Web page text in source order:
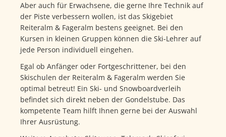
Aber auch für Erwachsene, die gerne Ihre Technik auf
der Piste verbessern wollen, ist das Skigebiet
Reiteralm & Fageralm bestens geeignet. Bei den
Kursen in kleinen Gruppen können die Ski-Lehrer auf
jede Person individuell eingehen.
Egal ob Anfänger oder Fortgeschrittener, bei den
Skischulen der Reiteralm & Fageralm werden Sie
optimal betreut! Ein Ski- und Snowboardverleih
befindet sich direkt neben der Gondelstube. Das
kompetente Team hilft Ihnen gerne bei der Auswahl
Ihrer Ausrüstung.